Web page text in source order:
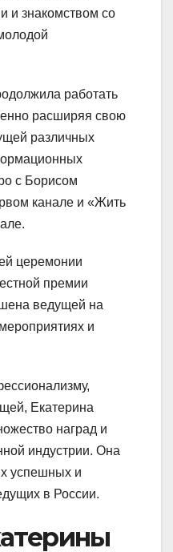
и знакомством со
работать
расширяя свою
различных
с Борисом
канале и «Жить
церемонии
премии
ведущей на
и
Екатерина
наград и
индустрии. Она
успешных и
в России.